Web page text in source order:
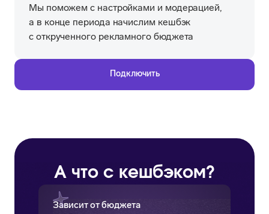
Мы поможем с настройками и модерацией,
а в конце периода начислим кешбэк
с открученного рекламного бюджета
Подключить
А что с кешбэком?
Зависит от бюджета